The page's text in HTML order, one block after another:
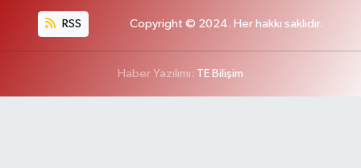
RSS Copyright © 2024. Her hakkı saklıdır.
Haber Yazılımı: TE Bilişim